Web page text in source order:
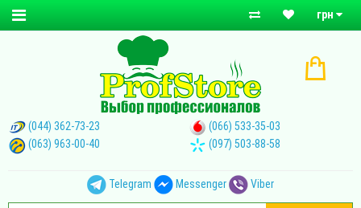
грн
(044) 362-73-23
(066) 533-35-03
(063) 963-00-40
(097) 503-88-58
Telegram Messenger Viber